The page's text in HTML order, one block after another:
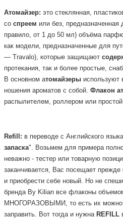
Атомайзер: это стеклянная,
со спреем или без, предназначенная
правило, от 1 до 50 мл) объёма
как модели, предназначенные для
— Travalo), которые защищают
протекания, так и более простые,
В основном атомайзеры используют
ношения ароматов с собой. Флакон
распылителем, роллером или
Refill: в переводе с Английского
запаска". Возьмем для примера
неважно - тестер или товарную
заканчивается, Вас посещает
и приобрести себе новый. Но не
бренда By Kilian все флаконы
МНОГОРАЗОВЫМИ, то есть их можно
заправить. Вот тогда и нужна REFILL